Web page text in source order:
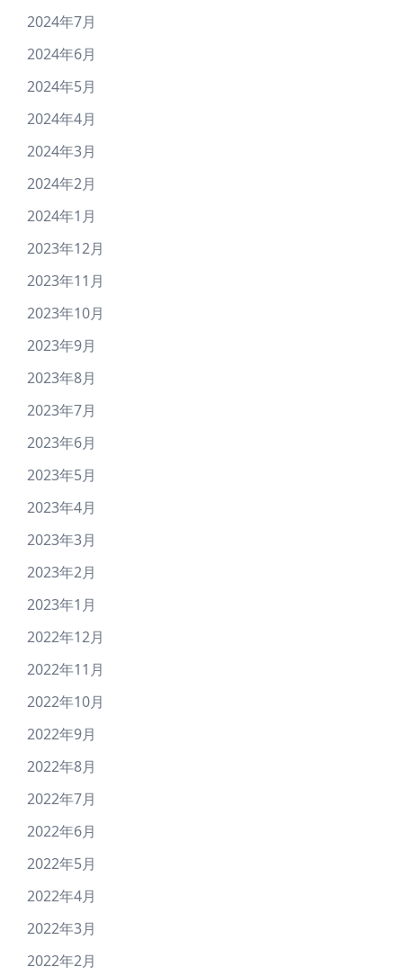
2024年7月
2024年6月
2024年5月
2024年4月
2024年3月
2024年2月
2024年1月
2023年12月
2023年11月
2023年10月
2023年9月
2023年8月
2023年7月
2023年6月
2023年5月
2023年4月
2023年3月
2023年2月
2023年1月
2022年12月
2022年11月
2022年10月
2022年9月
2022年8月
2022年7月
2022年6月
2022年5月
2022年4月
2022年3月
2022年2月